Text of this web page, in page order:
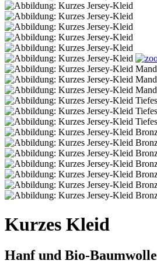
Kurzes Kleid
Hanf und Bio-Baumwolle